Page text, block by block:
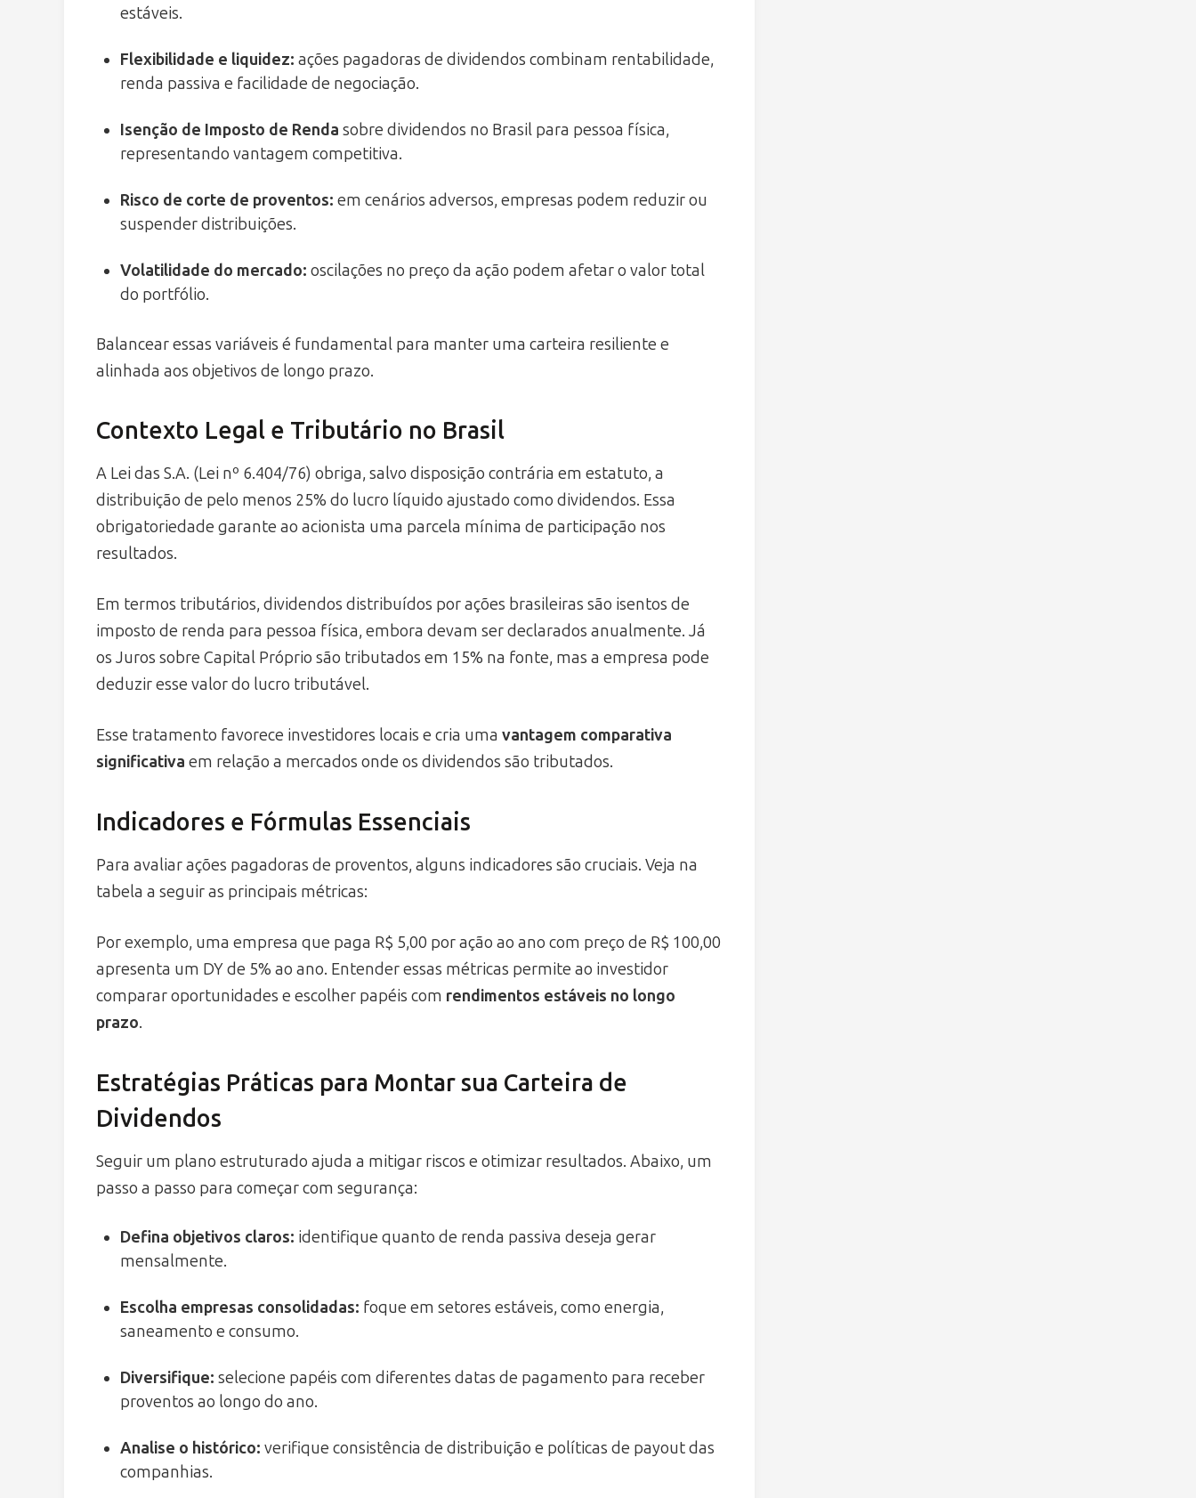
estáveis.
Flexibilidade e liquidez: ações pagadoras de dividendos combinam rentabilidade,
renda passiva e facilidade de negociação.
Isenção de Imposto de Renda sobre dividendos no Brasil para pessoa física,
representando vantagem competitiva.
Risco de corte de proventos: em cenários adversos, empresas podem reduzir ou
suspender distribuições.
Volatilidade do mercado: oscilações no preço da ação podem afetar o valor total
do portfólio.
Balancear essas variáveis é fundamental para manter uma carteira resiliente e
alinhada aos objetivos de longo prazo.
Contexto Legal e Tributário no Brasil
A Lei das S.A. (Lei nº 6.404/76) obriga, salvo disposição contrária em estatuto, a
distribuição de pelo menos 25% do lucro líquido ajustado como dividendos. Essa
obrigatoriedade garante ao acionista uma parcela mínima de participação nos
resultados.
Em termos tributários, dividendos distribuídos por ações brasileiras são isentos de
imposto de renda para pessoa física, embora devam ser declarados anualmente. Já
os Juros sobre Capital Próprio são tributados em 15% na fonte, mas a empresa pode
deduzir esse valor do lucro tributável.
Esse tratamento favorece investidores locais e cria uma vantagem comparativa
significativa em relação a mercados onde os dividendos são tributados.
Indicadores e Fórmulas Essenciais
Para avaliar ações pagadoras de proventos, alguns indicadores são cruciais. Veja na
tabela a seguir as principais métricas:
Por exemplo, uma empresa que paga R$ 5,00 por ação ao ano com preço de R$ 100,00
apresenta um DY de 5% ao ano. Entender essas métricas permite ao investidor
comparar oportunidades e escolher papéis com rendimentos estáveis no longo
prazo.
Estratégias Práticas para Montar sua Carteira de
Dividendos
Seguir um plano estruturado ajuda a mitigar riscos e otimizar resultados. Abaixo, um
passo a passo para começar com segurança:
Defina objetivos claros: identifique quanto de renda passiva deseja gerar
mensalmente.
Escolha empresas consolidadas: foque em setores estáveis, como energia,
saneamento e consumo.
Diversifique: selecione papéis com diferentes datas de pagamento para receber
proventos ao longo do ano.
Analise o histórico: verifique consistência de distribuição e políticas de payout das
companhias.